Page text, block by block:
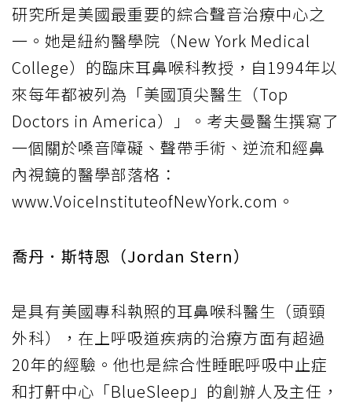
研究所是美國最重要的綜合聲音治療中心之
一。她是紐約醫學院（New York Medical
College）的臨床耳鼻喉科教授，自1994年以
來每年都被列為「美國頂尖醫生（Top
Doctors in America）」。考夫曼醫生撰寫了
一個關於嗓音障礙、聲帶手術、逆流和經鼻
內視鏡的醫學部落格：
www.VoiceInstituteofNewYork.com。
喬丹．斯特恩（Jordan Stern）
是具有美國專科執照的耳鼻喉科醫生（頭頸
外科），在上呼吸道疾病的治療方面有超過
20年的經驗。他也是綜合性睡眠呼吸中止症
和打鼾中心「BlueSleep」的創辦人及主任，